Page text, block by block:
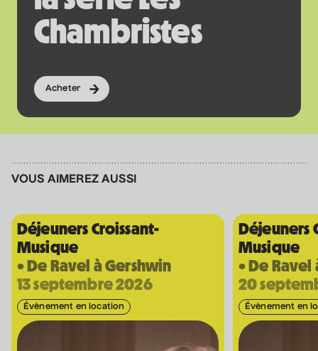
5 septembre 2026
Salle André-Mathieu
Véronic DiCaire
• Nouveau spectacle
Patrick Norman et
Nathalie Lord
• Patrick Norman et
Nathalie Lord
• 20 h 00
Chambristes
Acheter
VOUS AIMEREZ AUSSI
Déjeuners Croissant-
Musique
• De Ravel à Gershwin
13 septembre 2026
Évènement en location
Déjeuners
Musique
• De Ravel
20
Évènement en